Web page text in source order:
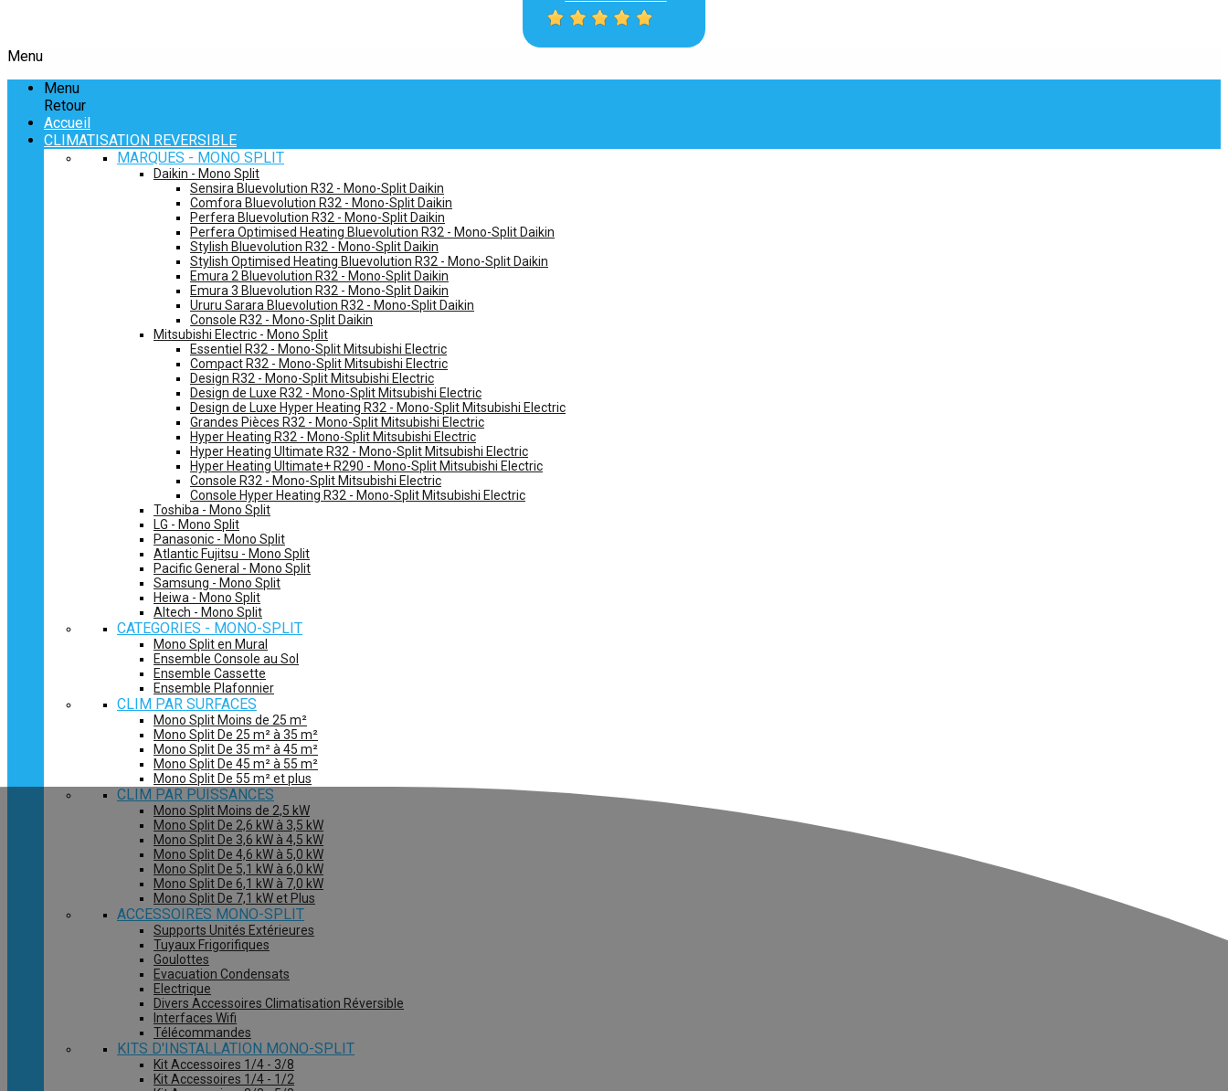
Menu
Menu
Retour
Accueil
CLIMATISATION REVERSIBLE
MARQUES - MONO SPLIT
Daikin - Mono Split
Sensira Bluevolution R32 - Mono-Split Daikin
Comfora Bluevolution R32 - Mono-Split Daikin
Perfera Bluevolution R32 - Mono-Split Daikin
Perfera Optimised Heating Bluevolution R32 - Mono-Split Daikin
Stylish Bluevolution R32 - Mono-Split Daikin
Stylish Optimised Heating Bluevolution R32 - Mono-Split Daikin
Emura 2 Bluevolution R32 - Mono-Split Daikin
Emura 3 Bluevolution R32 - Mono-Split Daikin
Ururu Sarara Bluevolution R32 - Mono-Split Daikin
Console R32 - Mono-Split Daikin
Mitsubishi Electric - Mono Split
Essentiel R32 - Mono-Split Mitsubishi Electric
Compact R32 - Mono-Split Mitsubishi Electric
Design R32 - Mono-Split Mitsubishi Electric
Design de Luxe R32 - Mono-Split Mitsubishi Electric
Design de Luxe Hyper Heating R32 - Mono-Split Mitsubishi Electric
Grandes Pièces R32 - Mono-Split Mitsubishi Electric
Hyper Heating R32 - Mono-Split Mitsubishi Electric
Hyper Heating Ultimate R32 - Mono-Split Mitsubishi Electric
Hyper Heating Ultimate+ R290 - Mono-Split Mitsubishi Electric
Console R32 - Mono-Split Mitsubishi Electric
Console Hyper Heating R32 - Mono-Split Mitsubishi Electric
Toshiba - Mono Split
LG - Mono Split
Panasonic - Mono Split
Atlantic Fujitsu - Mono Split
Pacific General - Mono Split
Samsung - Mono Split
Heiwa - Mono Split
Altech - Mono Split
CATEGORIES - MONO-SPLIT
Mono Split en Mural
Ensemble Console au Sol
Ensemble Cassette
Ensemble Plafonnier
CLIM PAR SURFACES
Mono Split Moins de 25 m²
Mono Split De 25 m² à 35 m²
Mono Split De 35 m² à 45 m²
Mono Split De 45 m² à 55 m²
Mono Split De 55 m² et plus
CLIM PAR PUISSANCES
Mono Split Moins de 2,5 kW
Mono Split De 2,6 kW à 3,5 kW
Mono Split De 3,6 kW à 4,5 kW
Mono Split De 4,6 kW à 5,0 kW
Mono Split De 5,1 kW à 6,0 kW
Mono Split De 6,1 kW à 7,0 kW
Mono Split De 7,1 kW et Plus
ACCESSOIRES MONO-SPLIT
Supports Unités Extérieures
Tuyaux Frigorifiques
Goulottes
Evacuation Condensats
Electrique
Divers Accessoires Climatisation Réversible
Interfaces Wifi
Télécommandes
KITS D'INSTALLATION MONO-SPLIT
Kit Accessoires 1/4 - 3/8
Kit Accessoires 1/4 - 1/2